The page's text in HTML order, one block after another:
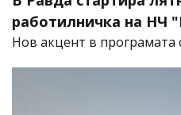
работилничка на НЧ
Нов акцент в